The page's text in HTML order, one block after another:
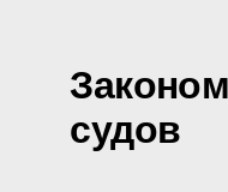
судов